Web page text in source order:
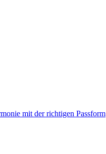
mit der richtigen Passform